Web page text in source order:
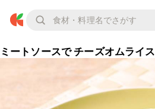
ミートソースで チーズオムライス